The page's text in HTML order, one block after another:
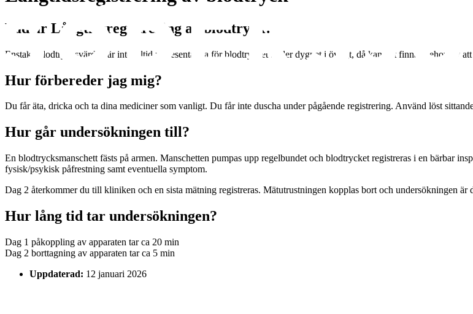
Vad är Långtidsregistrering av blodtryck?
Enstaka blodtrycksvärden är inte alltid representativa för blodtrycket under dygnet i övrigt, då kan det finnas behov av
Hur förbereder jag mig?
Du får äta, dricka och ta dina mediciner som vanligt. Du får inte duscha under pågående registrering. Använd löst
Hur går undersökningen till?
En blodtrycksmanschett fästs på armen. Manschetten pumpas upp regelbundet och blodtrycket registreras i en bärbar
fysisk/psykisk påfrestning samt eventuella symptom.
Dag 2 återkommer du till kliniken och en sista mätning registreras. Mätutrustningen kopplas bort och undersökningen är
Hur lång tid tar undersökningen?
Dag 1 påkoppling av apparaten tar ca 20 min
Dag 2 borttagning av apparaten tar ca 5 min
Uppdaterad: 12 januari 2026